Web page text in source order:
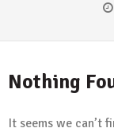
Nothing
It seems we can’t